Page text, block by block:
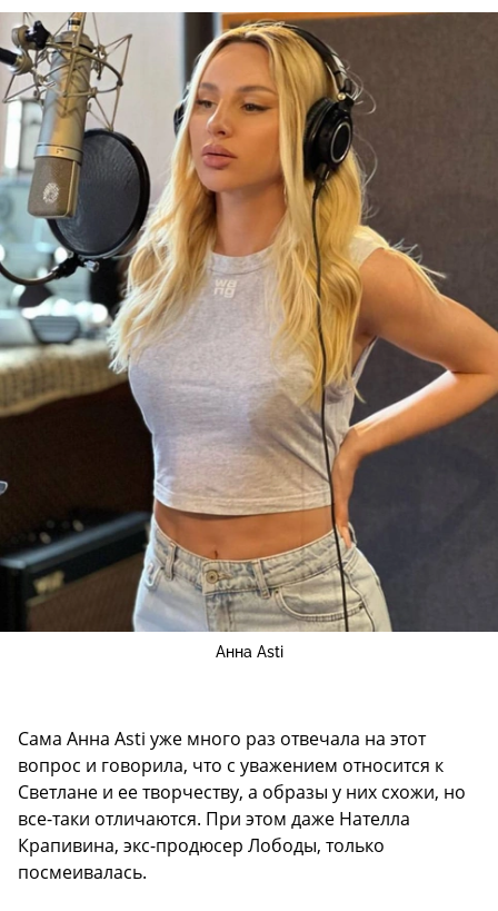
Анна Asti
Сама Анна Asti уже много раз отвечала на этот
вопрос и говорила, что с уважением относится к
Светлане и ее творчеству, а образы у них схожи, но
все-таки отличаются. При этом даже Нателла
Крапивина, экс-продюсер Лободы, только
посмеивалась.